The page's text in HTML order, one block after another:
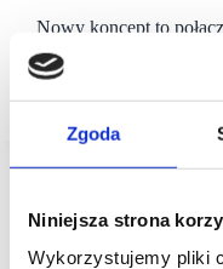
Zgoda
Niniejsza strona
Wykorzystujemy pliki
Nowy koncept to
autorską restauracją
wybrano Stary Browar